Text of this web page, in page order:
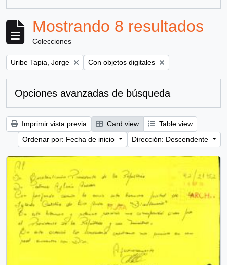
Mostrando 8 resultados
Colecciones
Remove filter:
Uribe Tapia, Jorge Remove filter:
Con objetos digitales
Opciones avanzadas de búsqueda
Imprimir vista previa Card view
Table view
Ordenar por: Fecha de inicio
Dirección: Descendente